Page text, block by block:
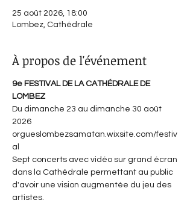
25 août 2026, 18:00
Lombez, Cathédrale
À propos de l'événement
9e FESTIVAL DE LA CATHÉDRALE DE
LOMBEZ
Du dimanche 23 au dimanche 30 août
2026
orgueslombezsamatan.wixsite.com/festiv
al
Sept concerts avec vidéo sur grand écran
dans la Cathédrale permettant au public
d'avoir une vision augmentée du jeu des
artistes.